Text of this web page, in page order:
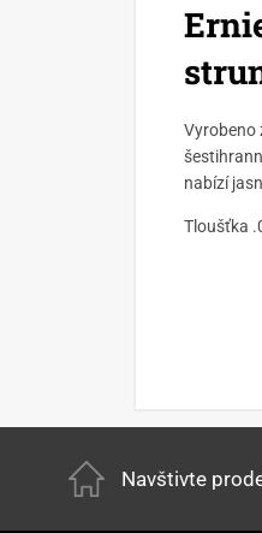
Vyrobeno
nabízí
Tloušťka
Navštivte